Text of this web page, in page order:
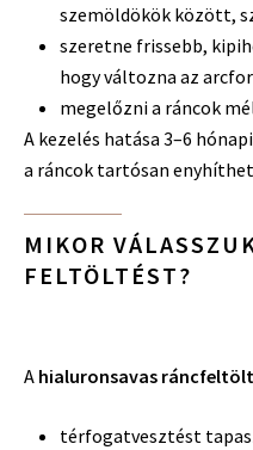
szemöldökök között,
szeretne frissebb,
hogy változna az
megelőzni a ráncok
A kezelés hatása 3–6
a ráncok tartósan
MIKOR
FELTÖLTÉST?
A hialuronsavas
térfogatvesztést